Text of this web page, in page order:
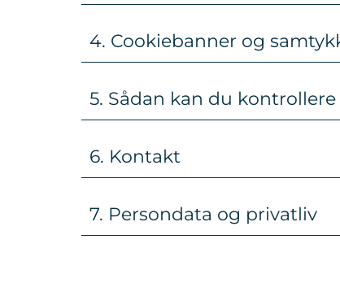
4. Cookiebanner og
5. Sådan kan du
6. Kontakt
7. Persondata og privatliv